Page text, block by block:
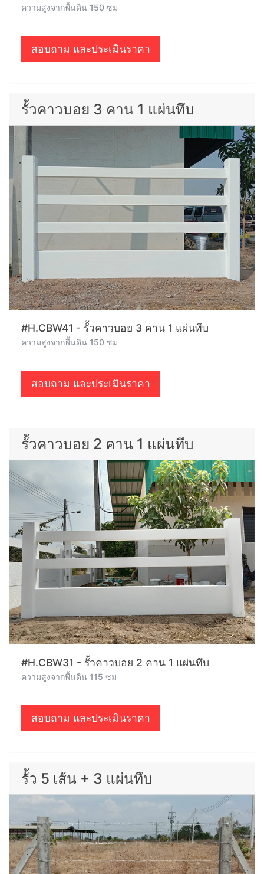
ความสูงจากพื้นดิน 150 ซม
สอบถาม และประเมินราคา
รั้วคาวบอย 3 คาน 1 แผ่นทึบ
#H.CBW41 - รั้วคาวบอย 3 คาน 1 แผ่นทึบ
ความสูงจากพื้นดิน 150 ซม
สอบถาม และประเมินราคา
รั้วคาวบอย 2 คาน 1 แผ่นทึบ
#H.CBW31 - รั้วคาวบอย 2 คาน 1 แผ่นทึบ
ความสูงจากพื้นดิน 115 ซม
สอบถาม และประเมินราคา
รั้ว 5 เส้น + 3 แผ่นทึบ